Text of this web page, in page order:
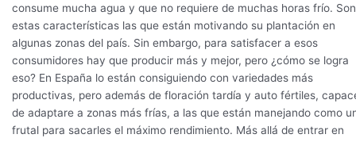
consume mucha agua y que no requiere de muchas horas frío. Son
estas características las que están motivando su plantación en
algunas zonas del país. Sin embargo, para satisfacer a esos
consumidores hay que producir más y mejor, pero ¿cómo se logra
eso? En España lo están consiguiendo con variedades más
productivas, pero además de floración tardía y auto fértiles,
de adaptare a zonas más frías, a las que están manejando como
frutal para sacarles el máximo rendimiento. Más allá de entrar en